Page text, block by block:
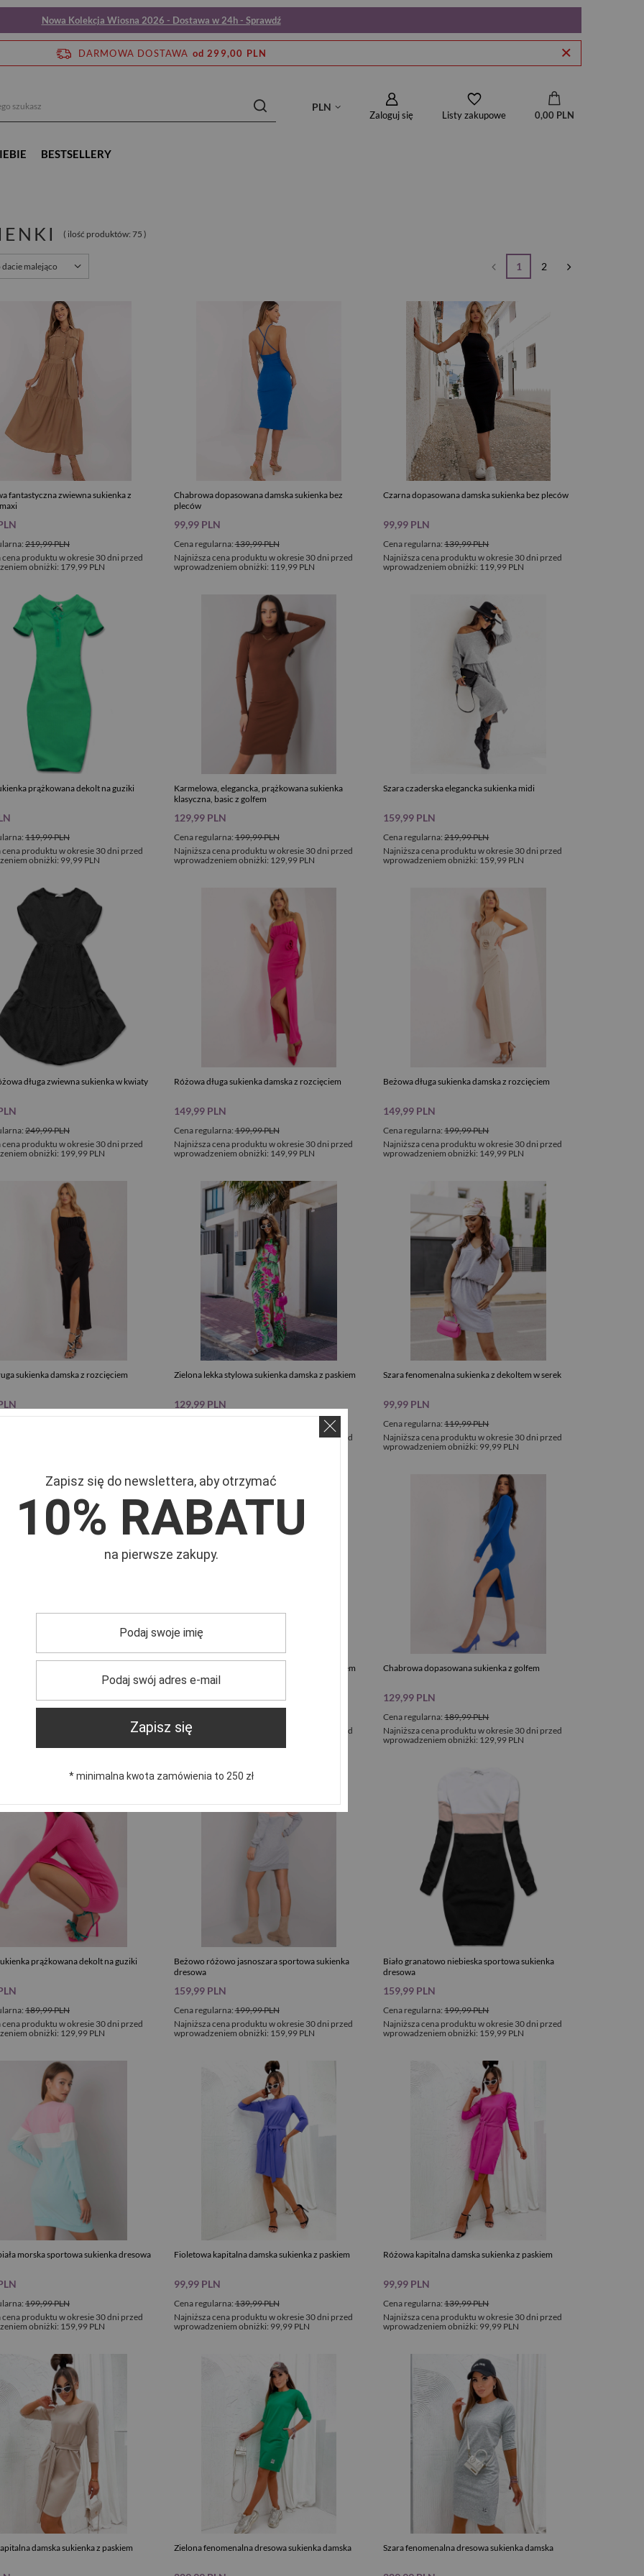
Nowa Kolekcja Wiosna 2026 - Dostawa w 24h - Sprawdź
DARMOWA DOSTAWA od 299,00 PLN
PLN
Zaloguj się Listy zakupowe 0,00 PLN
BESTSELLERY
( ilość produktów: 75 )
malejąco 1 2
fantastyczna zwiewna sukienka z
219,99 PLN
cena produktu w okresie 30 dni przed
obniżki: 179,99 PLN
Chabrowa dopasowana damska sukienka bez
pleców
Cena regularna:139,99 PLN
99,99 PLN
Najniższa cena produktu w okresie 30 dni przed
wprowadzeniem obniżki: 119,99 PLN
Czarna dopasowana damska sukienka bez pleców
Cena regularna:139,99 PLN
99,99 PLN
Najniższa cena produktu w okresie 30 dni przed
wprowadzeniem obniżki: 119,99 PLN
prążkowana dekolt na guziki
119,99 PLN
cena produktu w okresie 30 dni przed
obniżki: 99,99 PLN
Karmelowa, elegancka, prążkowana sukienka
klasyczna, basic z golfem
Cena regularna:199,99 PLN
129,99 PLN
Najniższa cena produktu w okresie 30 dni przed
wprowadzeniem obniżki: 129,99 PLN
Szara czaderska elegancka sukienka midi
Cena regularna:219,99 PLN
159,99 PLN
Najniższa cena produktu w okresie 30 dni przed
wprowadzeniem obniżki: 159,99 PLN
długa zwiewna sukienka w kwiaty
249,99 PLN
cena produktu w okresie 30 dni przed
obniżki: 199,99 PLN
Różowa długa sukienka damska z rozcięciem
Cena regularna:199,99 PLN
149,99 PLN
Najniższa cena produktu w okresie 30 dni przed
wprowadzeniem obniżki: 149,99 PLN
Beżowa długa sukienka damska z rozcięciem
Cena regularna:199,99 PLN
149,99 PLN
Najniższa cena produktu w okresie 30 dni przed
wprowadzeniem obniżki: 149,99 PLN
sukienka damska z rozcięciem
produktu w okresie 30 dni przed
obniżki:
Zielona lekka stylowa sukienka damska z paskiem
129,99 PLN
Najniższa cena produktu w okresie 30 dni przed
Szara fenomenalna sukienka z dekoltem w serek
Cena regularna:119,99 PLN
99,99 PLN
Najniższa cena produktu w okresie 30 dni przed
wprowadzeniem obniżki: 99,99 PLN
stylowa sukienka damska z paskiem
cena produktu w okresie 30 dni przed
obniżki:
Zielona lekka stylowa sukienka damska z paskiem
99,99 PLN
Najniższa cena produktu w okresie 30 dni przed
Chabrowa dopasowana sukienka z golfem
Cena regularna:189,99 PLN
129,99 PLN
Najniższa cena produktu w okresie 30 dni przed
wprowadzeniem obniżki: 129,99 PLN
prążkowana dekolt na guziki
189,99 PLN
cena produktu w okresie 30 dni przed
obniżki: 129,99 PLN
Beżowo różowo jasnoszara sportowa sukienka
dresowa
Cena regularna:199,99 PLN
159,99 PLN
Najniższa cena produktu w okresie 30 dni przed
wprowadzeniem obniżki: 159,99 PLN
Biało granatowo niebieska sportowa sukienka
dresowa
Cena regularna:199,99 PLN
159,99 PLN
Najniższa cena produktu w okresie 30 dni przed
wprowadzeniem obniżki: 159,99 PLN
morska sportowa sukienka dresowa
199,99 PLN
cena produktu w okresie 30 dni przed
obniżki: 159,99 PLN
Fioletowa kapitalna damska sukienka z paskiem
Cena regularna:139,99 PLN
99,99 PLN
Najniższa cena produktu w okresie 30 dni przed
wprowadzeniem obniżki: 99,99 PLN
Różowa kapitalna damska sukienka z paskiem
Cena regularna:139,99 PLN
99,99 PLN
Najniższa cena produktu w okresie 30 dni przed
wprowadzeniem obniżki: 99,99 PLN
damska sukienka z paskiem Zielona fenomenalna dresowa sukienka damska Szara fenomenalna dresowa sukienka damska
Zapisz się do newslettera, aby otrzymać
10% RABATU
na pierwsze zakupy.
Zapisz się
* minimalna kwota zamówienia to 250 zł